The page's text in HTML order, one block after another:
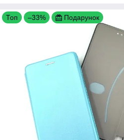
Топ –33% Подарунок